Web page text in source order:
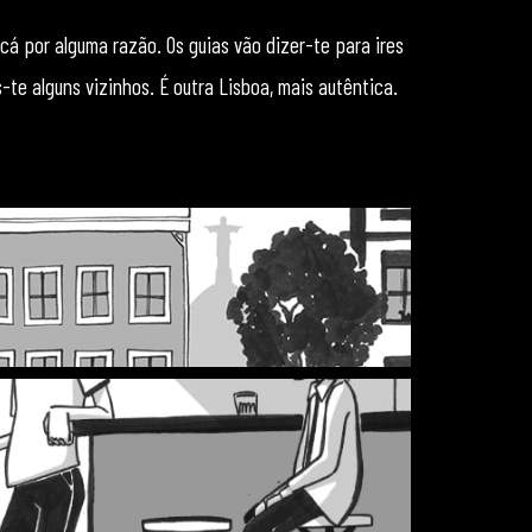
por alguma razão. Os guias vão dizer-te para ires
alguns vizinhos. É outra Lisboa, mais autêntica.